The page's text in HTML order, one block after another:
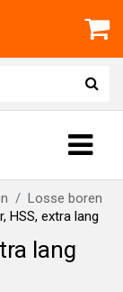
Losse boren
HSS, extra lang
lang